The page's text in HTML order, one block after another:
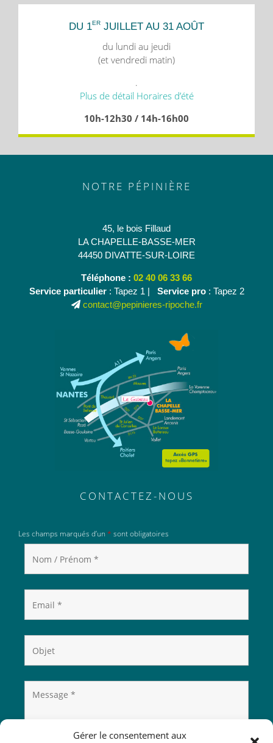
Gérer le consentement aux
DU 1ER JUILLET AU 31 AOÛT
du lundi au jeudi
(et vendredi matin)
.
Plus de détail Horaires d’été
10h-12h30 / 14h-16h00
NOTRE PÉPINIÈRE
45, le bois Fillaud
LA CHAPELLE-BASSE-MER
44450 DIVATTE-SUR-LOIRE
Téléphone : 02 40 06 33 66
Service particulier: Tapez 1 | Service pro: Tapez 2
contact@pepinieres-ripoche.fr
CONTACTEZ-NOUS
Les champs marqués d’un * sont obligatoires